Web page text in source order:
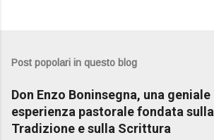
Post popolari in questo blog
Don Enzo Boninsegna, una geniale
esperienza pastorale fondata sulla
Tradizione e sulla Scrittura